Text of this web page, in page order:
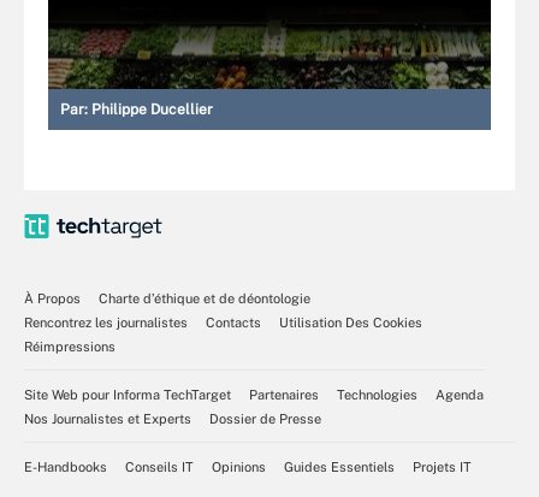
Par: Philippe Ducellier
À Propos
Charte d’éthique et de déontologie
Rencontrez les journalistes
Contacts
Utilisation Des Cookies
Réimpressions
Site Web pour Informa TechTarget Partenaires Technologies
Agenda
Nos Journalistes et Experts
Dossier de Presse
E-Handbooks Conseils IT Opinions Guides Essentiels Projets IT